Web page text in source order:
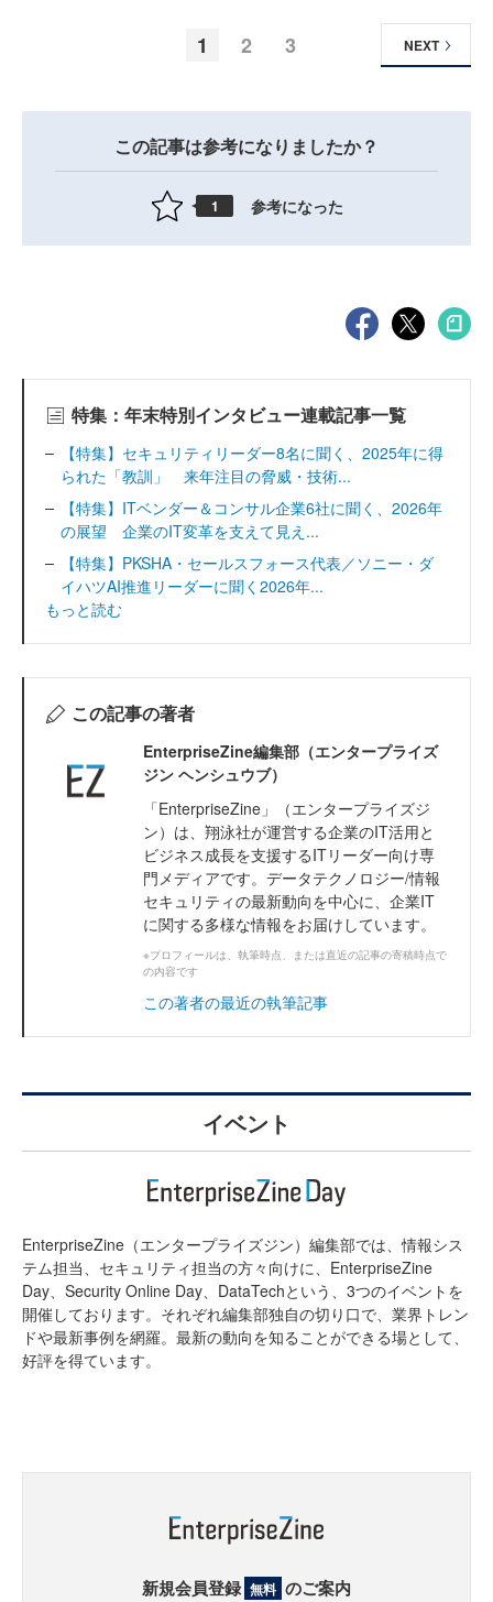
1 2 3 NEXT
この記事は参考になりましたか？
1 参考になった
特集：年末特別インタビュー連載記事一覧
【特集】セキュリティリーダー8名に聞く、2025年に得
られた「教訓」 来年注目の脅威・技術...
【特集】ITベンダー＆コンサル企業6社に聞く、2026年
の展望 企業のIT変革を支えて見え...
【特集】PKSHA・セールスフォース代表／ソニー・ダ
イハツAI推進リーダーに聞く2026年...
もっと読む
この記事の著者
EnterpriseZine編集部（エンタープライズ
ジン ヘンシュウブ）
「EnterpriseZine」（エンタープライズジ
ン）は、翔泳社が運営する企業のIT活用と
ビジネス成長を支援するITリーダー向け専
門メディアです。データテクノロジー/情報
セキュリティの最新動向を中心に、企業IT
に関する多様な情報をお届けしています。
※プロフィールは、執筆時点、または直近の記事の寄稿時点で
の内容です
この著者の最近の執筆記事
イベント
EnterpriseZine（エンタープライズジン）編集部では、情報シス
テム担当、セキュリティ担当の方々向けに、EnterpriseZine
Day、Security Online Day、DataTechという、3つのイベントを
開催しております。それぞれ編集部独自の切り口で、業界トレン
ドや最新事例を網羅。最新の動向を知ることができる場として、
好評を得ています。
新規会員登録 無料 のご案内